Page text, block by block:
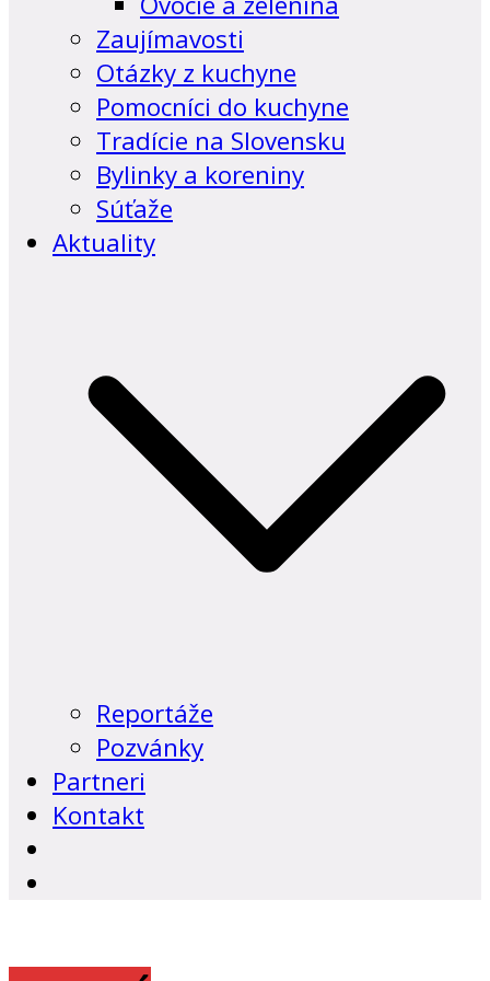
Zaujímavosti
Otázky z kuchyne
Pomocníci do kuchyne
Tradície na Slovensku
Bylinky a koreniny
Súťaže
Aktuality
Reportáže
Pozvánky
Partneri
Kontakt